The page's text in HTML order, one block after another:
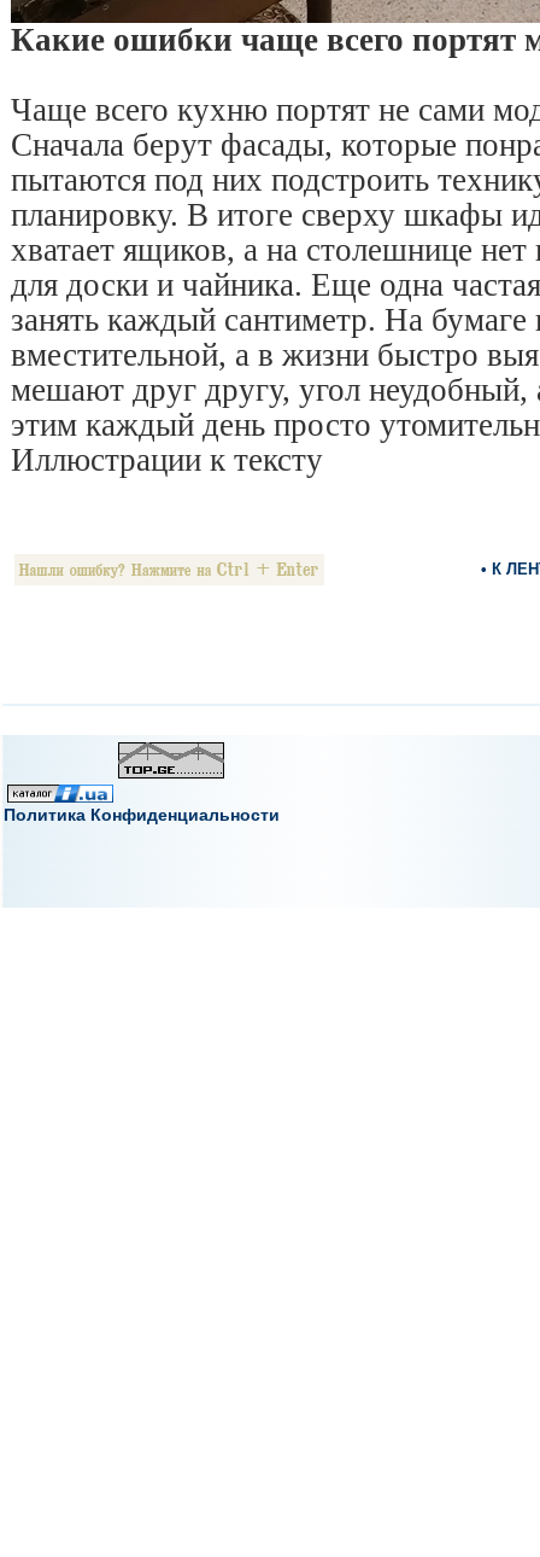
Какие ошибки чаще всего портят
Чаще всего кухню портят не сами
Сначала берут фасады, которые
пытаются под них подстроить
планировку. В итоге сверху шкафы
хватает ящиков, а на столешнице
для доски и чайника. Еще одна
занять каждый сантиметр. На бумаге
вместительной, а в жизни быстро
мешают друг другу, угол неудобный,
этим каждый день просто
Иллюстрации к тексту
• К
Политика Конфиденциальности